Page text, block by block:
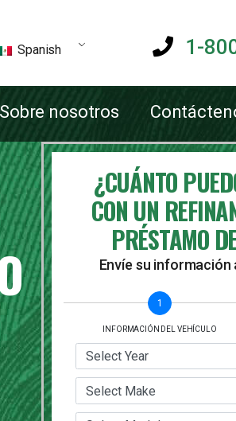
Spanish 1-
Sobre nosotros
¿CUÁNTO
CON UN
PRÉSTAMO
Envíe su
1
INFORMACIÓN DEL VEHÍCULO